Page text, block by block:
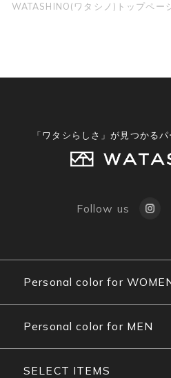
WATASHINO(ワタシノ)トップペー
「ワタシらしさ」が見つかる
Follow us
Personal color for
Personal color for MEN
SELECT ITEMS